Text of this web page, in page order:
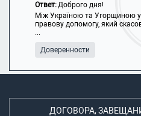
Ответ:Доброго дня!
Між Україною та Угорщиною
правову допомогу, який
...
Доверенности
ДОГОВОРА,